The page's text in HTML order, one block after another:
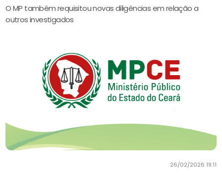
O MP também requisitou novas diligências em relação a
outros investigados
26/02/2026 19:11